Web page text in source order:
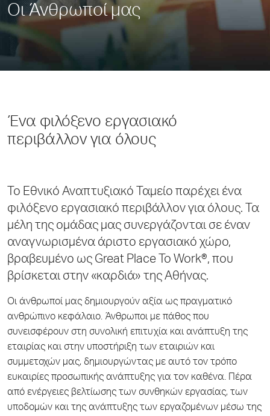
Οι Άνθρωποί μας
Ένα φιλόξενο εργασιακό
περιβάλλον για όλους
Το Εθνικό Αναπτυξιακό Ταμείο παρέχει ένα
φιλόξενο εργασιακό περιβάλλον για όλους. Τα
μέλη της ομάδας μας συνεργάζονται σε έναν
αναγνωρισμένα άριστο εργασιακό χώρο,
βραβευμένο ως Great Place To Work®, που
βρίσκεται στην «καρδιά» της Αθήνας.
Οι άνθρωποί μας δημιουργούν αξία ως πραγματικό
ανθρώπινο κεφάλαιο. Άνθρωποι με πάθος που
συνεισφέρουν στη συνολική επιτυχία και ανάπτυξη της
εταιρίας και στην υποστήριξη των εταιριών και
συμμετοχών μας, δημιουργώντας με αυτό τον τρόπο
ευκαιρίες προσωπικής ανάπτυξης για τον καθένα. Πέρα
από ενέργειες βελτίωσης των συνθηκών εργασίας, των
υποδομών και της ανάπτυξης των εργαζομένων μέσω της